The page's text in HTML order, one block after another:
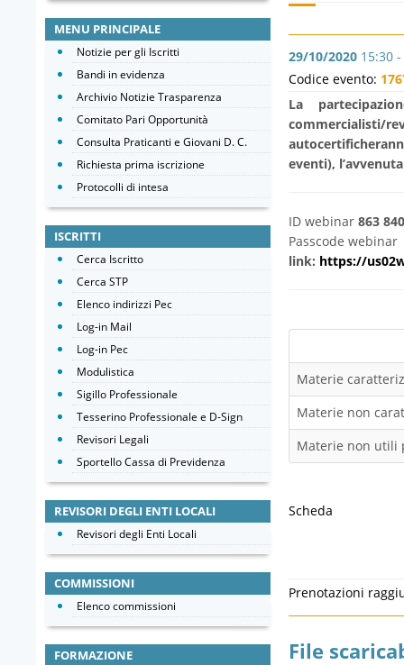
29/10/2020 15:30
Codice evento:
La
commercialisti/
eventi),
ID webinar 863
Passcode webinar
link: https://
Materie
Materie non
Materie non utili
Scheda
Prenotazioni
File
MENU PRINCIPALE
Notizie per gli Iscritti
Bandi in evidenza
Archivio Notizie Trasparenza
Comitato Pari Opportunità
Consulta Praticanti e Giovani D. C.
Richiesta prima iscrizione
Protocolli di intesa
ISCRITTI
Cerca Iscritto
Cerca STP
Elenco indirizzi Pec
Log-in Mail
Log-in Pec
Modulistica
Sigillo Professionale
Tesserino Professionale e D-Sign
Revisori Legali
Sportello Cassa di Previdenza
REVISORI DEGLI ENTI LOCALI
Revisori degli Enti Locali
COMMISSIONI
Elenco commissioni
FORMAZIONE